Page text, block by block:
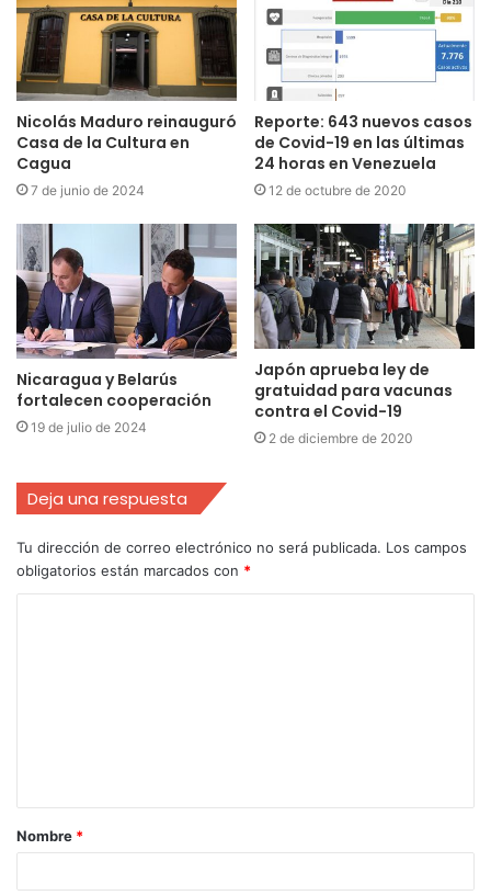
Nicolás Maduro reinauguró
Casa de la Cultura en
Cagua
7 de junio de 2024
Reporte: 643 nuevos casos
de Covid-19 en las últimas
24 horas en Venezuela
12 de octubre de 2020
Nicaragua y Belarús
fortalecen cooperación
19 de julio de 2024
Japón aprueba ley de
gratuidad para vacunas
contra el Covid-19
2 de diciembre de 2020
Deja una respuesta
Tu dirección de correo electrónico no será publicada. Los campos
obligatorios están marcados con *
Nombre *